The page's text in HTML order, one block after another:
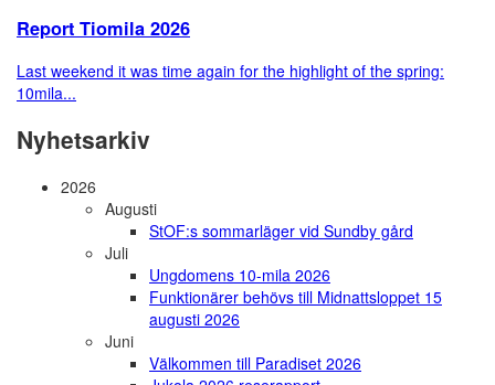
Report Tiomila 2026
Last weekend it was time again for the highlight of the spring:
10mila...
Nyhetsarkiv
2026
Augusti
StOF:s sommarläger vid Sundby gård
Juli
Ungdomens 10-mila 2026
Funktionärer behövs till Midnattsloppet 15
augusti 2026
Juni
Välkommen till Paradiset 2026